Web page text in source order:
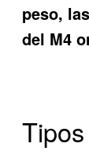
peso,
del M4